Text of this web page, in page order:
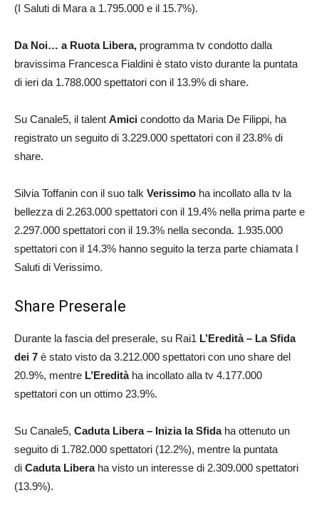
(I Saluti di Mara a 1.795.000 e il 15.7%).
Da Noi… a Ruota Libera, programma tv condotto dalla
bravissima Francesca Fialdini è stato visto durante la puntata
di ieri da 1.788.000 spettatori con il 13.9% di share.
Su Canale5, il talent Amici condotto da Maria De Filippi, ha
registrato un seguito di 3.229.000 spettatori con il 23.8% di
share.
Silvia Toffanin con il suo talk Verissimo ha incollato alla tv la
bellezza di 2.263.000 spettatori con il 19.4% nella prima parte e
2.297.000 spettatori con il 19.3% nella seconda. 1.935.000
spettatori con il 14.3% hanno seguito la terza parte chiamata I
Saluti di Verissimo.
Share Preserale
Durante la fascia del preserale, su Rai1 L’Eredità – La Sfida
dei 7 è stato visto da 3.212.000 spettatori con uno share del
20.9%, mentre L’Ereditàha incollato alla tv 4.177.000
spettatori con un ottimo 23.9%.
Su Canale5, Caduta Libera – Inizia la Sfidaha ottenuto un
seguito di 1.782.000 spettatori (12.2%), mentre la puntata
di Caduta Liberaha visto un interesse di 2.309.000 spettatori
(13.9%).